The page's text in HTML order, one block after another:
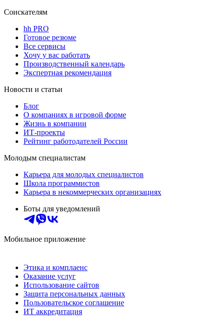
Соискателям
hh PRO
Готовое резюме
Все сервисы
Хочу у вас работать
Производственный календарь
Экспертная рекомендация
Новости и статьи
Блог
О компаниях в игровой форме
Жизнь в компании
ИТ-проекты
Рейтинг работодателей России
Молодым специалистам
Карьера для молодых специалистов
Школа программистов
Карьера в некоммерческих организациях
Боты для уведомлений
Мобильное приложение
Этика и комплаенс
Оказание услуг
Использование сайтов
Защита персональных данных
Пользовательское соглашение
ИТ аккредитация